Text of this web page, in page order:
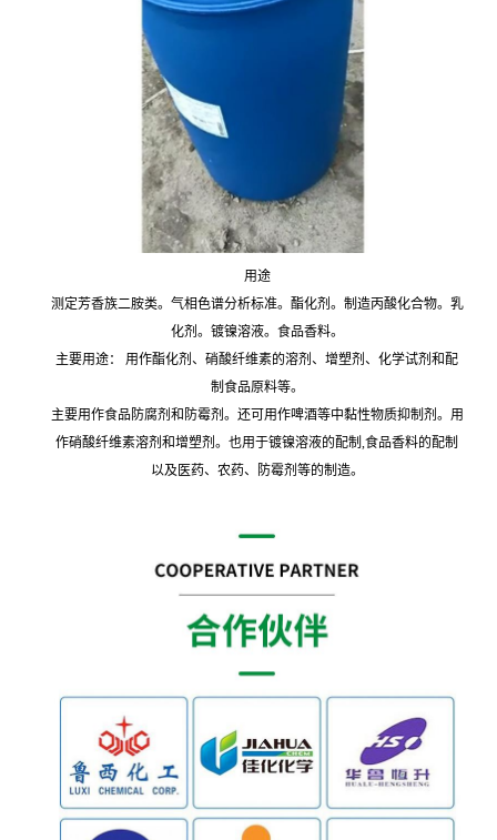
用途
测定芳香族二胺类。气相色谱分析标准。酯化剂。制造丙酸化合物。乳
化剂。镀镍溶液。食品香料。
主要用途： 用作酯化剂、硝酸纤维素的溶剂、增塑剂、化学试剂和配
制食品原料等。
主要用作食品防腐剂和防霉剂。还可用作啤酒等中黏性物质抑制剂。用
作硝酸纤维素溶剂和增塑剂。也用于镀镍溶液的配制,食品香料的配制
以及医药、农药、防霉剂等的制造。